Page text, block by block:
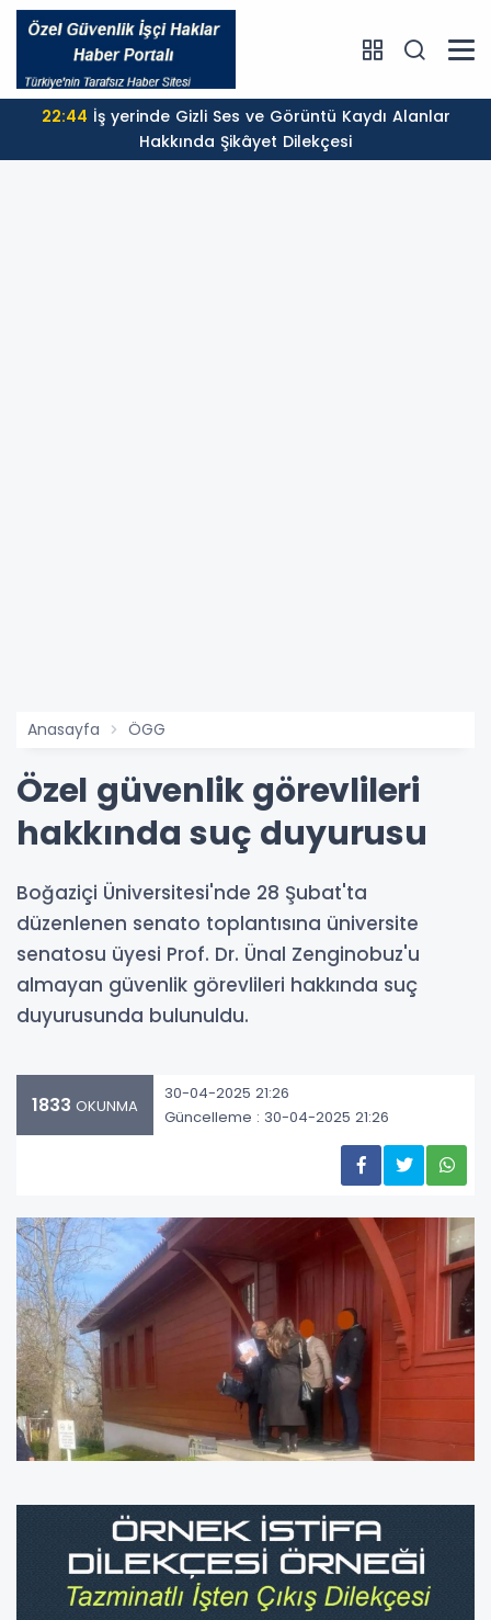
22:44
Hakkında Şikâyet Dilekçesi
Anasayfa ÖGG
Özel güvenlik görevlileri
hakkında suç duyurusu
Boğaziçi Üniversitesi'nde 28 Şubat'ta
düzenlenen senato toplantısına üniversite
senatosu üyesi Prof. Dr. Ünal Zenginobuz'u
almayan güvenlik görevlileri hakkında suç
duyurusunda bulunuldu.
1833 OKUNMA
30-04-2025 21:26
Güncelleme : 30-04-2025 21:26